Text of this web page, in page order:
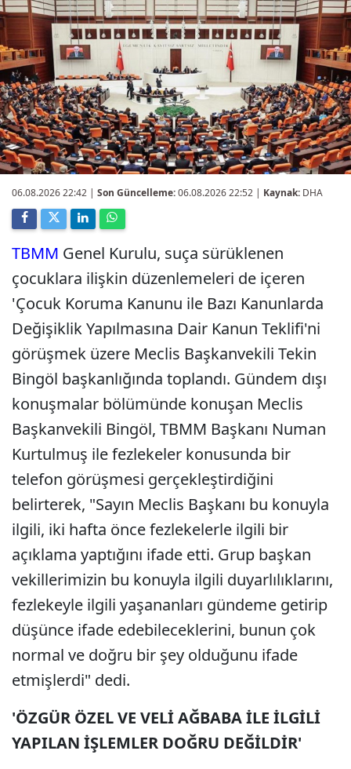
06.08.2026 22:42 | Son Güncelleme:06.08.2026 22:52 | Kaynak: DHA
TBMM Genel Kurulu, suça sürüklenen
çocuklara ilişkin düzenlemeleri de içeren
'Çocuk Koruma Kanunu ile Bazı Kanunlarda
Değişiklik Yapılmasına Dair Kanun Teklifi'ni
görüşmek üzere Meclis Başkanvekili Tekin
Bingöl başkanlığında toplandı. Gündem dışı
konuşmalar bölümünde konuşan Meclis
Başkanvekili Bingöl, TBMM Başkanı Numan
Kurtulmuş ile fezlekeler konusunda bir
telefon görüşmesi gerçekleştirdiğini
belirterek, "Sayın Meclis Başkanı bu konuyla
ilgili, iki hafta önce fezlekelerle ilgili bir
açıklama yaptığını ifade etti. Grup başkan
vekillerimizin bu konuyla ilgili duyarlılıklarını,
fezlekeyle ilgili yaşananları gündeme getirip
düşünce ifade edebileceklerini, bunun çok
normal ve doğru bir şey olduğunu ifade
etmişlerdi" dedi.
'ÖZGÜR ÖZEL VE VELİ AĞBABA İLE İLGİLİ
YAPILAN İŞLEMLER DOĞRU DEĞİLDİR'